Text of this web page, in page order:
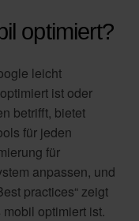
optimiert?
leicht
ist oder
betrifft, bietet
für jeden
für
anpassen, und
practices“ zeigt
optimiert ist.